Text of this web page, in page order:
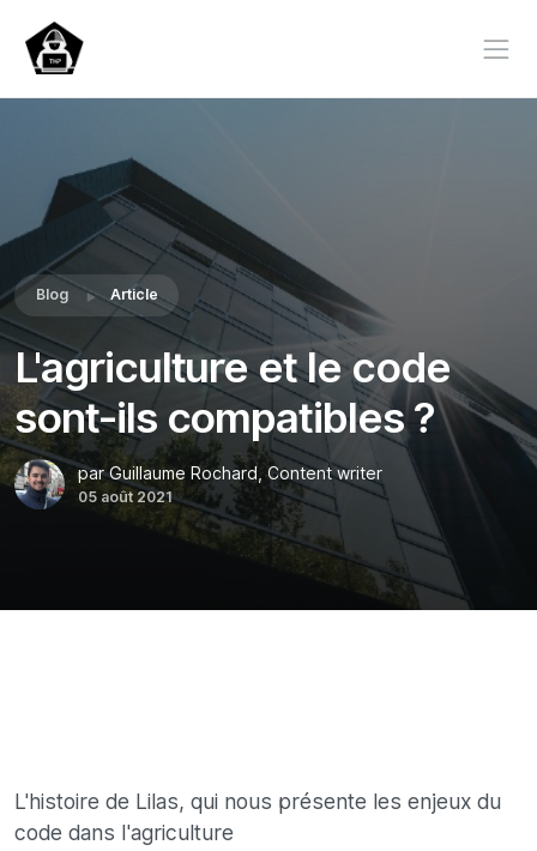
Blog Article
L'agriculture et le code
sont-ils compatibles ?
par Guillaume Rochard, Content writer
05 août 2021
L'histoire de Lilas, qui nous présente les enjeux du
code dans l'agriculture